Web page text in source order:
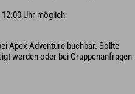
Uhr möglich
Apex Adventure buchbar. Sollte
werden oder bei Gruppenanfragen